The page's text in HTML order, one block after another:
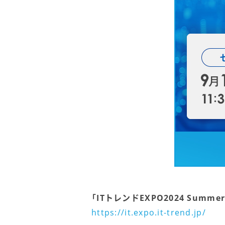
「ITトレンドEXPO2024
https://it.expo.it-trend.jp/